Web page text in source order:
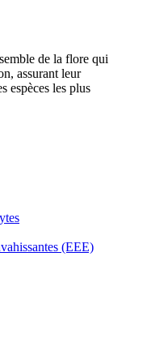
de la flore qui
assurant leur
espèces les plus
(EEE)